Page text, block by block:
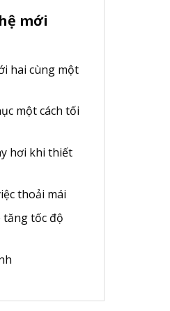
mới
hai cùng một
một cách tối
hơi khi thiết
thoải mái
tăng tốc độ